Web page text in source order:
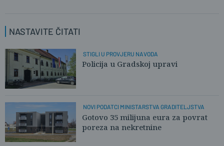
NASTAVITE ČITATI
STIGLI U PROVJERU NAVODA
Policija u Gradskoj upravi
NOVI PODATCI MINISTARSTVA GRADITELJSTVA
Gotovo 35 milijuna eura za povrat
poreza na nekretnine